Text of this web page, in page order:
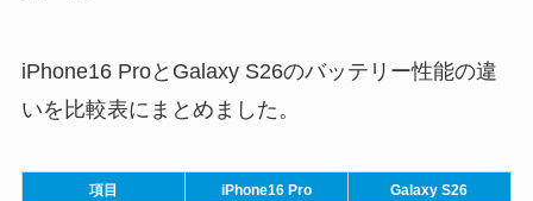
iPhone16 ProとGalaxy S26のバッテリー性能の違
いを比較表にまとめました。
項目 iPhone16 Pro Galaxy S26